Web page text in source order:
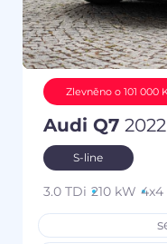
Zlevněno o 101 000
Audi Q7 2022
S-line
3.0 TDi 210 kW 4x4